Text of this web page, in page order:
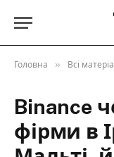
Головна » Всі
Binance
фірми в